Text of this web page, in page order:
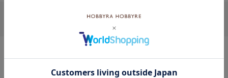
現在登録されている商品はありません。